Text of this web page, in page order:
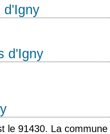
d'Igny
d'Igny
le 91430. La